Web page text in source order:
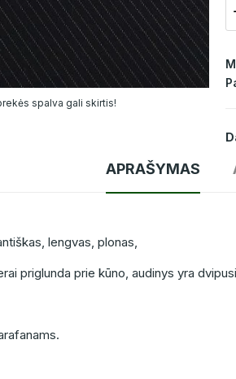
spalva gali skirtis!
APRAŠYMAS
lengvas, plonas,
priglunda prie kūno, audinys yra